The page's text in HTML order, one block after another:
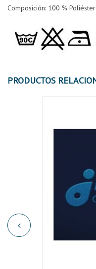
Composición: 100 % Poliéster